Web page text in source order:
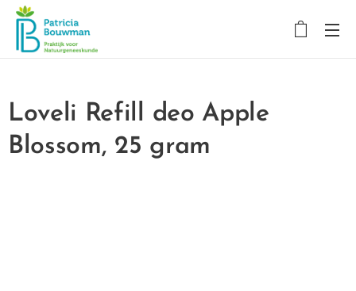
Loveli Refill deo Apple
Blossom, 25 gram